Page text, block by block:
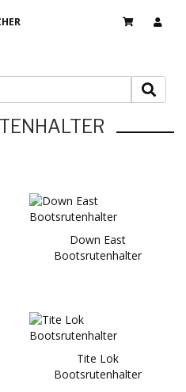
Down East
Bootsrutenhalter
Tite Lok
Bootsrutenhalter